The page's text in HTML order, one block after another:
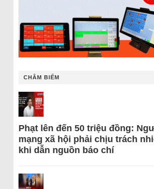
CHÂM BIẾM
Phạt lên đến 50 triệu đồng:
mạng xã hội phải chịu trách
khi dẫn nguồn báo chí